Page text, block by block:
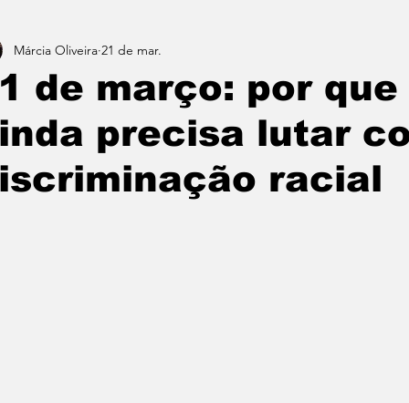
do Tempo - (Blog)
de março: por que
precisa lutar
racial
Márcia Oliveira 21 de mar.